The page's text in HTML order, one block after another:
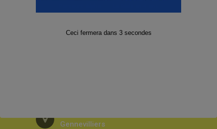
Visiter et Porter la communion à domicile
Gennevilliers
Ceci fermera dans 2secondes